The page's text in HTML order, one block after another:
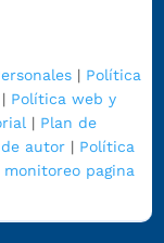
| Política
| Política web y
| Plan de
autor| Política
monitoreo pagina